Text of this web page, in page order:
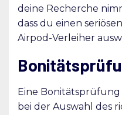
deine Recherche
dass du einen
Airpod-Verleiher
Eine Bonitätsprüfung
bei der Auswahl des